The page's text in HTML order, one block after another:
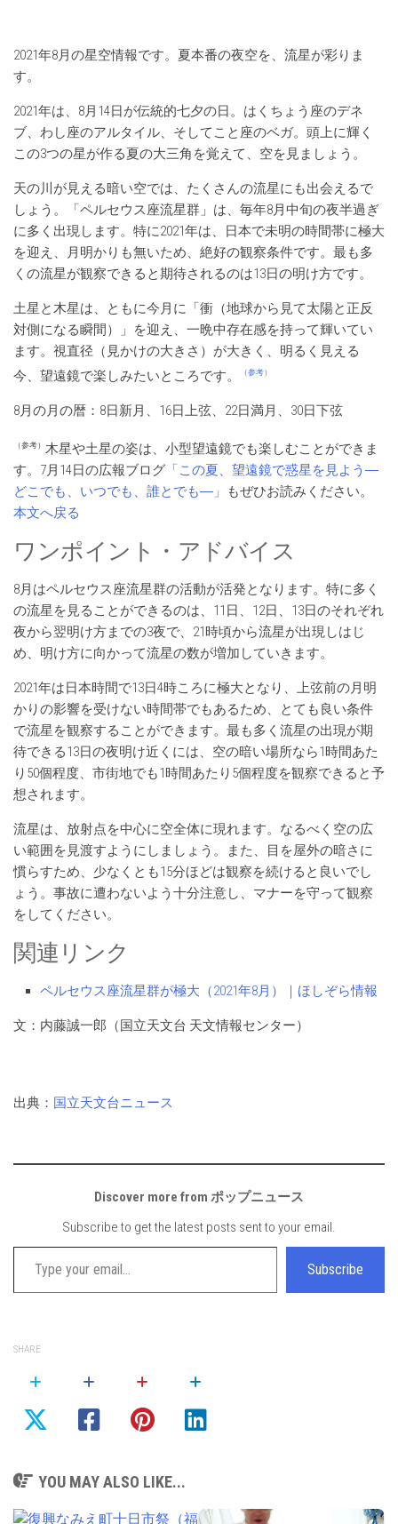
2021年8月の星空情報です。夏本番の夜空を、流星が彩りま
す。
2021年は、8月14日が伝統的七夕の日。はくちょう座のデネ
ブ、わし座のアルタイル、そしてこと座のベガ。頭上に輝く
この3つの星が作る夏の大三角を覚えて、空を見ましょう。
天の川が見える暗い空では、たくさんの流星にも出会えるで
しょう。「ペルセウス座流星群」は、毎年8月中旬の夜半過ぎ
に多く出現します。特に2021年は、日本で未明の時間帯に極大
を迎え、月明かりも無いため、絶好の観察条件です。最も多
くの流星が観察できると期待されるのは13日の明け方です。
土星と木星は、ともに今月に「衝（地球から見て太陽と正反
対側になる瞬間）」を迎え、一晩中存在感を持って輝いてい
ます。視直径（見かけの大きさ）が大きく、明るく見える
今、望遠鏡で楽しみたいところです。
（参考）
8月の月の暦：8日新月、16日上弦、22日満月、30日下弦
（参考） 木星や土星の姿は、小型望遠鏡でも楽しむことができま
す。7月14日の広報ブログ 「この夏、望遠鏡で惑星を見よう―
どこでも、いつでも、誰とでも―」
もぜひお読みください。
本文へ戻る
ワンポイント・アドバイス
8月はペルセウス座流星群の活動が活発となります。特に多く
の流星を見ることができるのは、11日、12日、13日のそれぞれ
夜から翌明け方までの3夜で、21時頃から流星が出現しはじ
め、明け方に向かって流星の数が増加していきます。
2021年は日本時間で13日4時ころに極大となり、上弦前の月明
かりの影響を受けない時間帯でもあるため、とても良い条件
で流星を観察することができます。最も多く流星の出現が期
待できる13日の夜明け近くには、空の暗い場所なら1時間あた
り50個程度、市街地でも1時間あたり5個程度を観察できると予
想されます。
流星は、放射点を中心に空全体に現れます。なるべく空の広
い範囲を見渡すようにしましょう。また、目を屋外の暗さに
慣らすため、少なくとも15分ほどは観察を続けると良いでし
ょう。事故に遭わないよう十分注意し、マナーを守って観察
をしてください。
関連リンク
ペルセウス座流星群が極大（2021年8月）｜ほしぞら情報
文：内藤誠一郎（国立天文台 天文情報センター）
出典： 国立天文台ニュース
Discover more from ポップニュース
Subscribe to get the latest posts sent to your email.
Type your email…
Subscribe
SHARE
YOU MAY ALSO LIKE...